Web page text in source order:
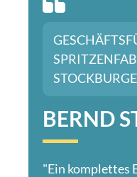
BERND
"Ein komplettes